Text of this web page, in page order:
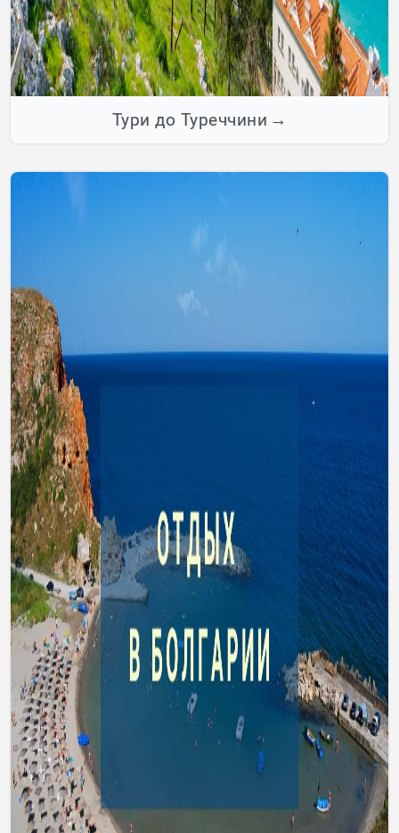
Тури до Туреччини